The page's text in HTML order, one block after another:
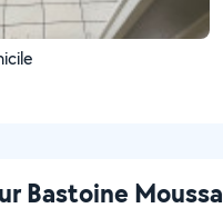
Bastoine Moussa